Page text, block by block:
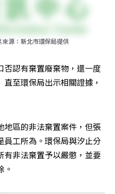
源：新北市環保局提供
認有棄置廢棄物，還一度
至環保局出示相關證據，
地區的非法棄置案件，但張
員工所為。環保局與汐止分
有非法棄置予以嚴懲，並要
。